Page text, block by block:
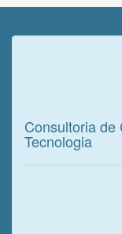
Consultoria de
Tecnologia